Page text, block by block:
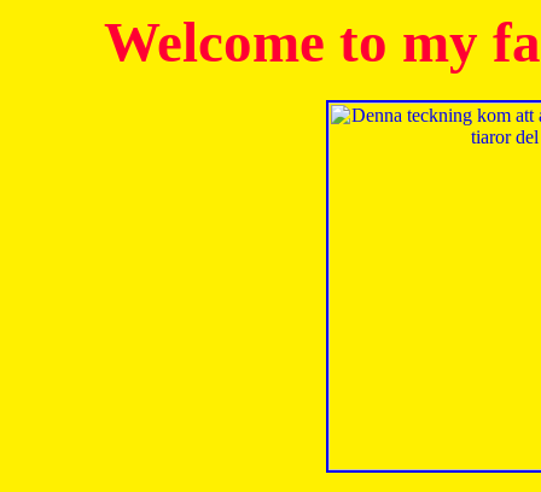
Welcome to my